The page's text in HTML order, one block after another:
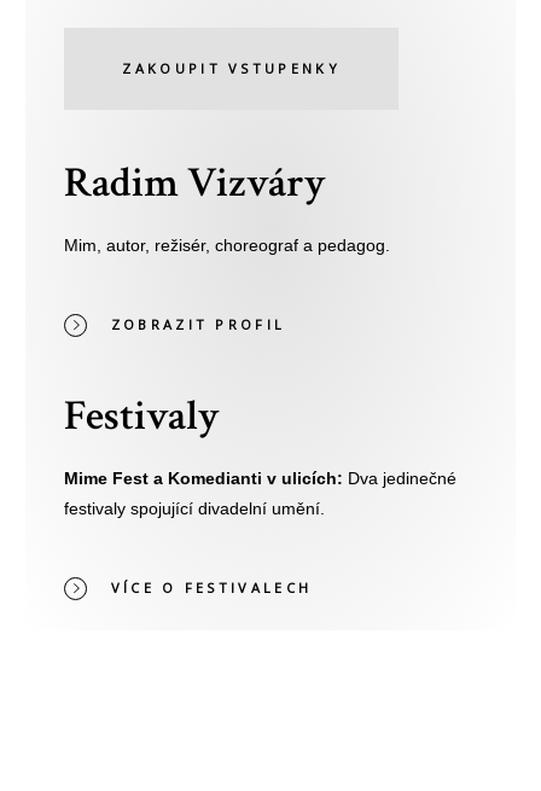
ZAKOUPIT VSTUPENKY
Radim Vizváry
Mim, autor, režisér, choreograf a pedagog.
ZOBRAZIT PROFIL
Festivaly
Mime Fest a Komedianti v ulicích: Dva jedinečné
festivaly spojující divadelní umění.
VÍCE O FESTIVALECH